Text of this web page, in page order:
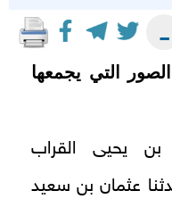
-
التي يجمعها
يحيى القراب
عثمان بن سعيد